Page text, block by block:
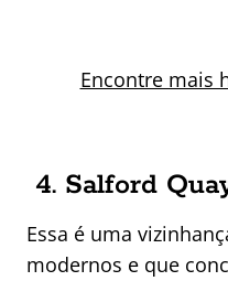
Encontre mais
4. Salford
Essa é uma
modernos e que